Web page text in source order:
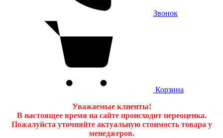
Звонок
Корзина
Уважаемые клиенты!
В настоящее время на сайте происходит переоценка.
Пожалуйста уточняйте актуальную стоимость товара у
менеджеров.